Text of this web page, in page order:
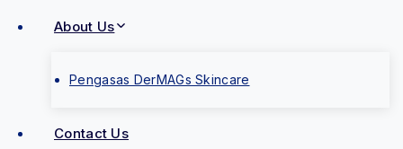
About Us
Pengasas DerMAGs Skincare
Contact Us